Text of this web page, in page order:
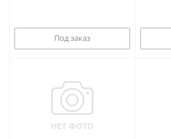
Под заказ